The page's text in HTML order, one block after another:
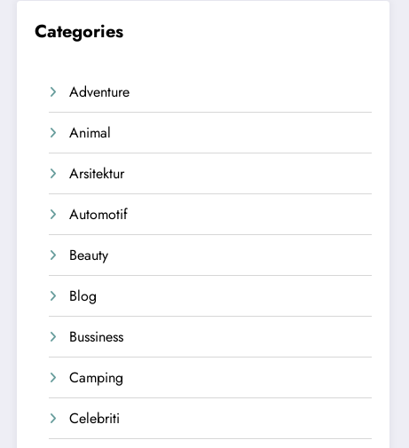
Categories
Adventure
Animal
Arsitektur
Automotif
Beauty
Blog
Bussiness
Camping
Celebriti